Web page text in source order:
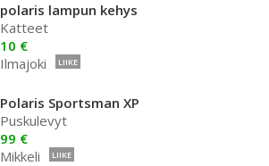
polaris lampun kehys
Katteet
10 €
Ilmajoki
LIIKE
Polaris Sportsman XP
Puskulevyt
99 €
Mikkeli
LIIKE